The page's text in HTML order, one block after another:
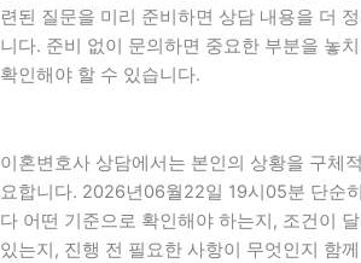
련된 질문을 미리 준비하면 상담 내용을 더
니다. 준비 없이 문의하면 중요한 부분을 놓
확인해야 할 수 있습니다.
이혼변호사 상담에서는 본인의 상황을 구체
요합니다. 2026년06월22일 19시05분 단순
다 어떤 기준으로 확인해야 하는지, 조건이
있는지, 진행 전 필요한 사항이 무엇인지 함